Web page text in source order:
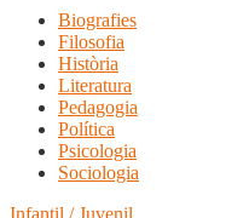
Biografies
Filosofia
Història
Literatura
Pedagogia
Política
Psicologia
Sociologia
Infantil / Juvenil